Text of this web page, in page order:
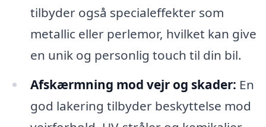
tilbyder også specialeffekter som
metallic eller perlemor, hvilket kan give
en unik og personlig touch til din bil.
Afskærmning mod vejr og skader: En
god lakering tilbyder beskyttelse mod